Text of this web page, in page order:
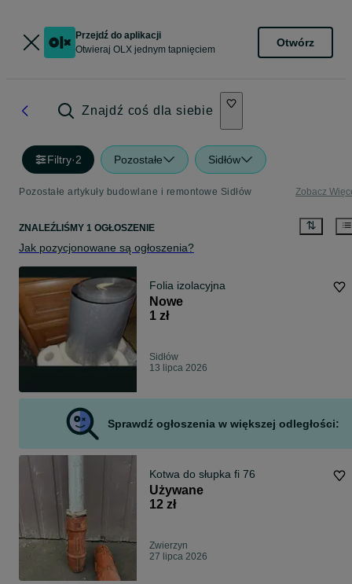
Przejdź do aplikacji
Otwieraj OLX jednym tapnięciem
Otwórz
Znajdź coś dla siebie
Filtry·2 Pozostałe Sidłów
Pozostałe artykuły budowlane i remontowe Sidłów Zobacz
ZNALEŹLIŚMY 1 OGŁOSZENIE
Jak pozycjonowane są ogłoszenia?
Folia izolacyjna
Nowe
1 zł
Sidłów
13 lipca 2026
Sprawdź ogłoszenia w większej odległości:
Kotwa do słupka fi 76
Używane
12 zł
Zwierzyn
27 lipca 2026